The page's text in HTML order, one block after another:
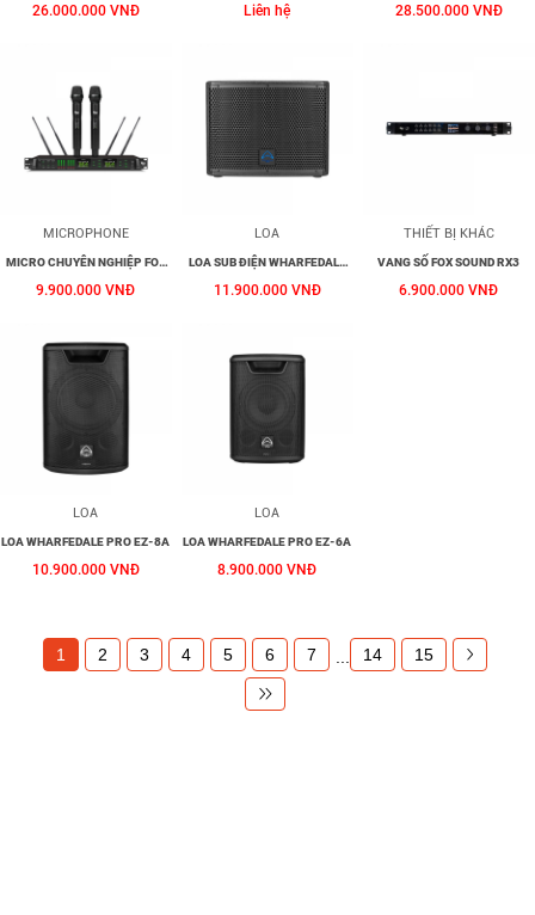
26.000.000 VNĐ Liên hệ 28.500.000 VNĐ
MICROPHONE
MICRO CHUYÊN NGHIỆP FOX
9.900.000 VNĐ
LOA
LOA SUB ĐIỆN WHARFEDALE
11.900.000 VNĐ
THIẾT BỊ KHÁC
VANG SỐ FOX SOUND RX3
6.900.000 VNĐ
LOA
LOA WHARFEDALE PRO EZ-8A
10.900.000 VNĐ
LOA
LOA WHARFEDALE PRO EZ-6A
8.900.000 VNĐ
1 2 3 4 5 6 7 ... 14 15